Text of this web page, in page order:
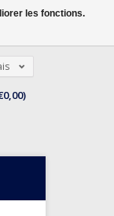
les fonctions.